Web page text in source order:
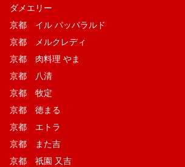
ダメエリー
京都 イル パッパラルド
京都 メルクレディ
京都 肉料理 やま
京都 八清
京都 牧定
京都 徳まる
京都 エトラ
京都 また吉
京都 祇園 又吉